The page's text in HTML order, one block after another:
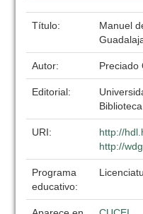
Título:
Manuel
Autor: Preciado
Editorial:
URI:
http://
http://
Programa
educativo: